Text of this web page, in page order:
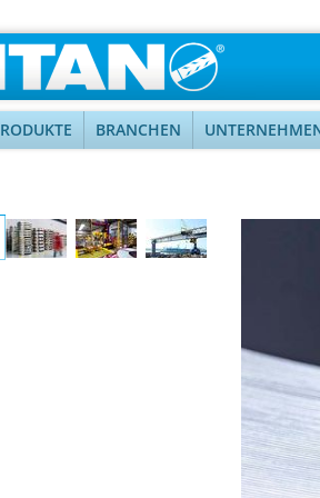
BRANCHEN